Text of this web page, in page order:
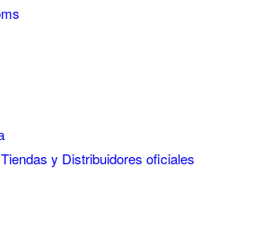
y Distribuidores oficiales